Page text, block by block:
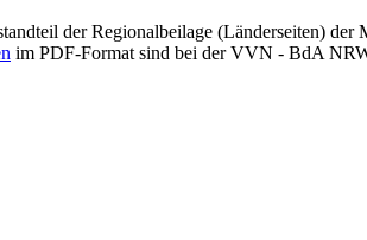
der Regionalbeilage (Länderseiten)
im PDF-Format sind bei der VVN - BdA